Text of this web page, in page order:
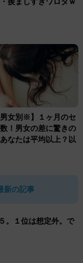
女別※】１ヶ月のセ
！男女の差に驚きの
なたは平均以上？以
新の記事
。１位は想定外。で